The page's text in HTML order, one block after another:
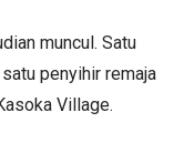
muncul. Satu
penyihir remaja
Village.